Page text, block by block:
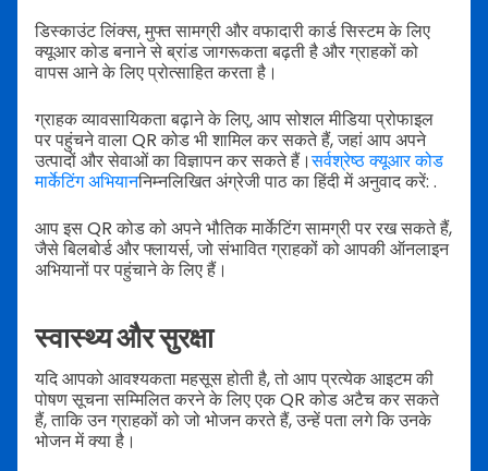
डिस्काउंट लिंक्स, मुफ्त सामग्री और वफादारी कार्ड सिस्टम के लिए
क्यूआर कोड बनाने से ब्रांड जागरूकता बढ़ती है और ग्राहकों को
वापस आने के लिए प्रोत्साहित करता है।
ग्राहक व्यावसायिकता बढ़ाने के लिए, आप सोशल मीडिया प्रोफाइल
पर पहुंचने वाला QR कोड भी शामिल कर सकते हैं, जहां आप अपने
उत्पादों और सेवाओं का विज्ञापन कर सकते हैं।सर्वश्रेष्ठ क्यूआर कोड
मार्केटिंग अभियाननिम्नलिखित अंग्रेजी पाठ का हिंदी में अनुवाद करें: .
आप इस QR कोड को अपने भौतिक मार्केटिंग सामग्री पर रख सकते हैं,
जैसे बिलबोर्ड और फ्लायर्स, जो संभावित ग्राहकों को आपकी ऑनलाइन
अभियानों पर पहुंचाने के लिए हैं।
स्वास्थ्य और सुरक्षा
यदि आपको आवश्यकता महसूस होती है, तो आप प्रत्येक आइटम की
पोषण सूचना सम्मिलित करने के लिए एक QR कोड अटैच कर सकते
हैं, ताकि उन ग्राहकों को जो भोजन करते हैं, उन्हें पता लगे कि उनके
भोजन में क्या है।